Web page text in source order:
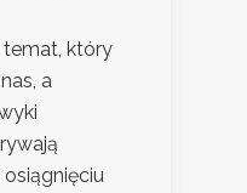
który
a